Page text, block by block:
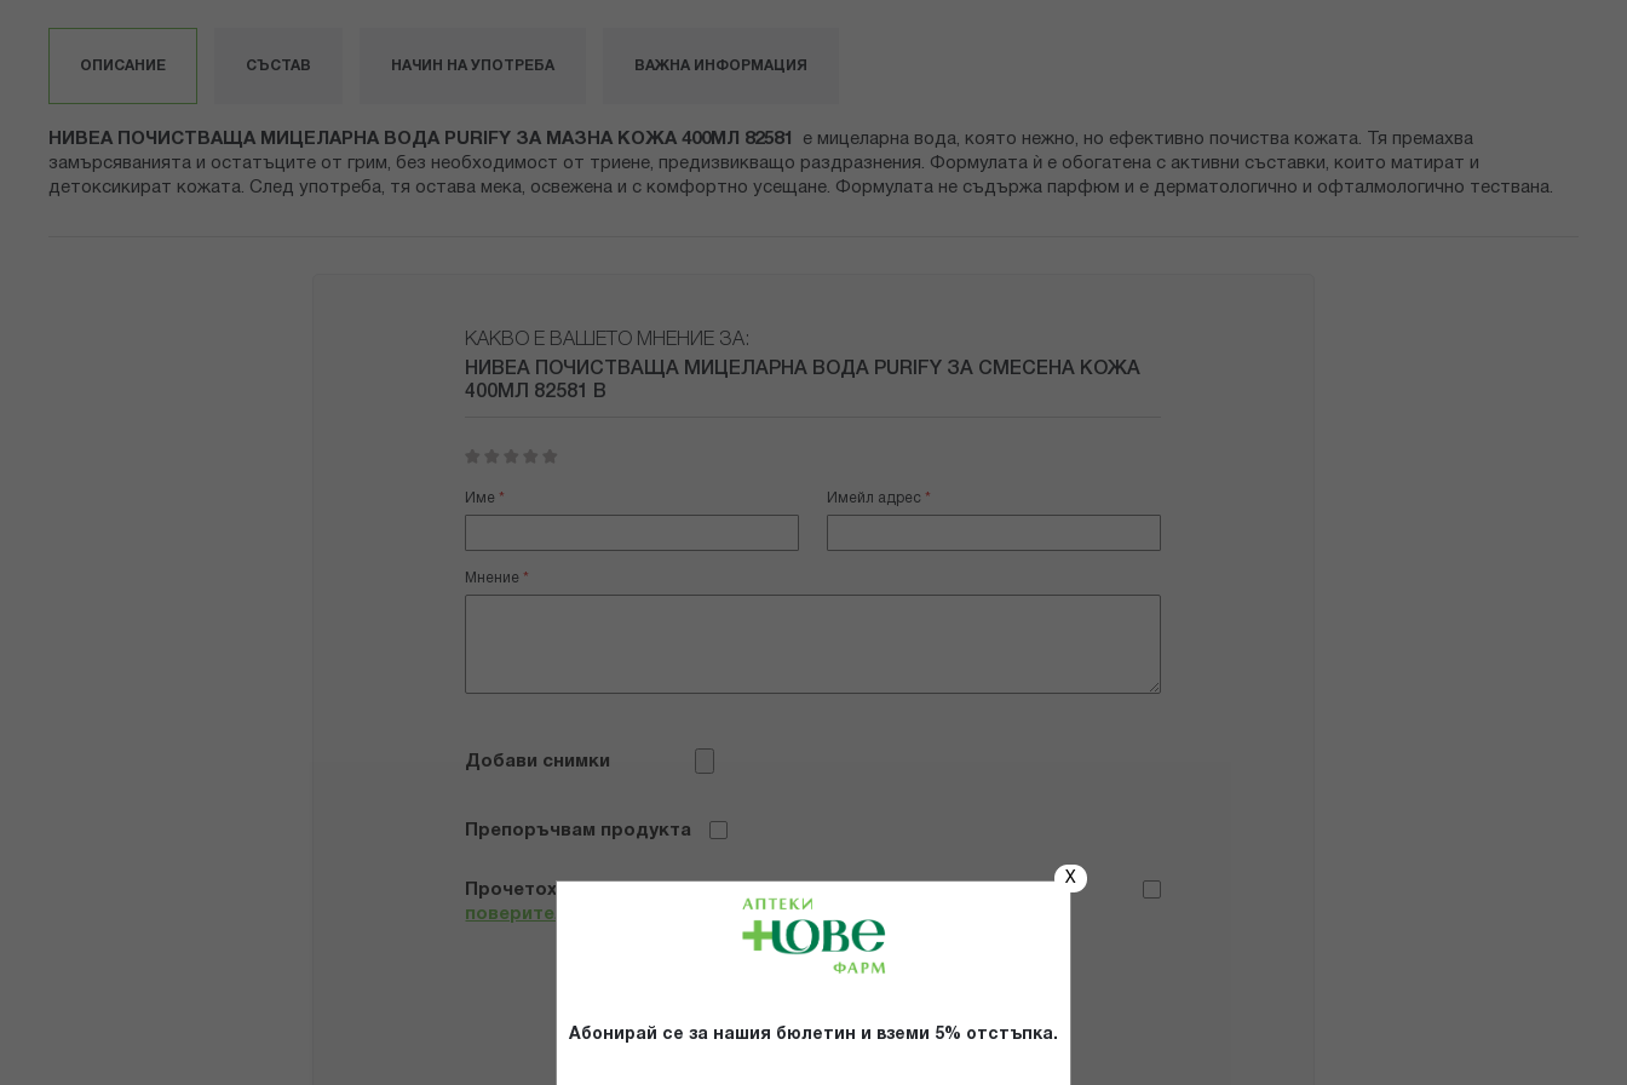
X
Абонирай се за нашия бюлетин и вземи 5% отстъпка.
ОПИСАНИЕ
НИВЕА ПОЧИСТВАЩА МИЦЕЛАРНА ВОДА PURIFY ЗА МАЗНА КОЖА 400МЛ 82581
е мицеларна вода, която нежно, но ефективно почиства кожата. Тя премахва
замърсяванията и остатъците от грим, без необходимост от триене, предизвикващо раздразнения. Формулата ѝ е обогатена с активни съставки, които матират и
детоксикират кожата. След употреба, тя остава мека, освежена и с комфортно усещане. Формулата не съдържа парфюм и е дерматологично и офталмологично тествана.
СЪСТАВ НАЧИН НА УПОТРЕБА ВАЖНА ИНФОРМАЦИЯ
КАКВО Е ВАШЕТО МНЕНИЕ ЗА:
НИВЕА ПОЧИСТВАЩА МИЦЕЛАРНА ВОДА PURIFY ЗА СМЕСЕНА КОЖА
400МЛ 82581 В
star
stars
stars
stars
stars
Име Имейл адрес
Мнение
Добави снимки
Препоръчвам продукта
Прочетох и се съгласявам с
поверителност